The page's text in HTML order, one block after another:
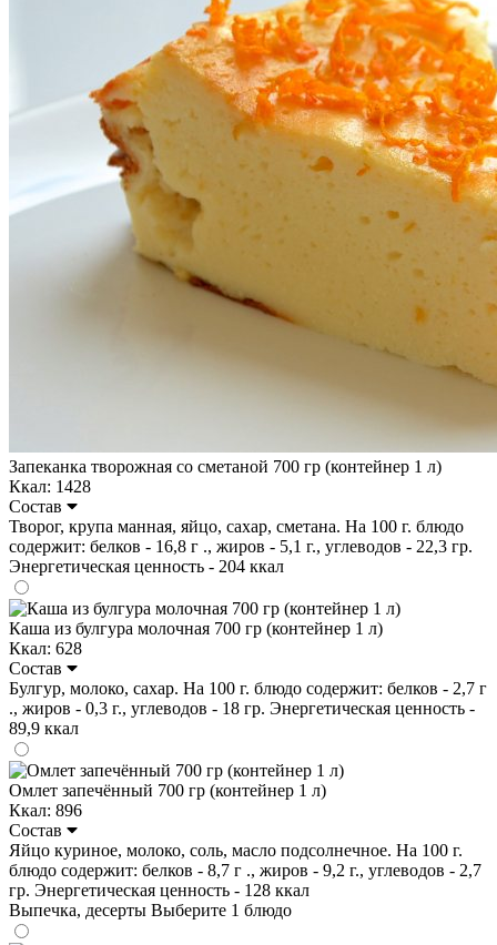
Запеканка творожная со сметаной 700 гр (контейнер 1 л)
Ккал: 1428
Состав
Творог, крупа манная, яйцо, сахар, сметана. На 100 г. блюдо
содержит: белков - 16,8 г ., жиров - 5,1 г., углеводов - 22,3 гр.
Энергетическая ценность - 204 ккал
Каша из булгура молочная 700 гр (контейнер 1 л)
Ккал: 628
Состав
Булгур, молоко, сахар. На 100 г. блюдо содержит: белков - 2,7 г
., жиров - 0,3 г., углеводов - 18 гр. Энергетическая ценность -
89,9 ккал
Омлет запечённый 700 гр (контейнер 1 л)
Ккал: 896
Состав
Яйцо куриное, молоко, соль, масло подсолнечное. На 100 г.
блюдо содержит: белков - 8,7 г ., жиров - 9,2 г., углеводов - 2,7
гр. Энергетическая ценность - 128 ккал
Выпечка, десерты Выберите 1 блюдо